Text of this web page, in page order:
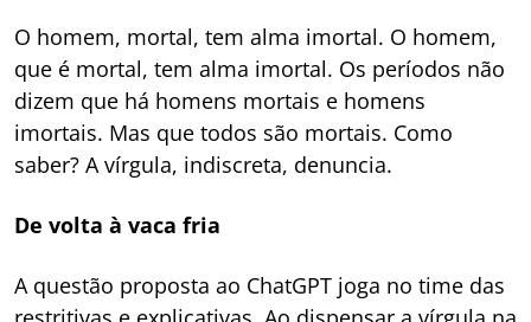
O homem, mortal, tem alma imortal. O homem,
que é mortal, tem alma imortal. Os períodos não
dizem que há homens mortais e homens
imortais. Mas que todos são mortais. Como
saber? A vírgula, indiscreta, denuncia.
De volta à vaca fria
A questão proposta ao ChatGPT joga no time das